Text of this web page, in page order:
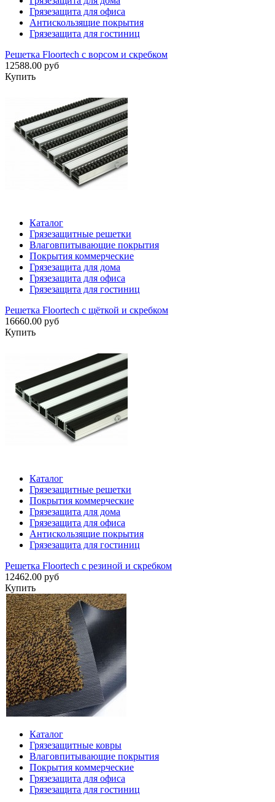
Грязезащита для офиса
Антискользящие покрытия
Грязезащита для гостиниц
Решетка Floortech с ворсом и скребком
12588.00 руб
Купить
Каталог
Грязезащитные решетки
Влаговпитывающие покрытия
Покрытия коммерческие
Грязезащита для дома
Грязезащита для офиса
Грязезащита для гостиниц
Решетка Floortech с щёткой и скребком
16660.00 руб
Купить
Каталог
Грязезащитные решетки
Покрытия коммерческие
Грязезащита для дома
Грязезащита для офиса
Антискользящие покрытия
Грязезащита для гостиниц
Решетка Floortech с резиной и скребком
12462.00 руб
Купить
Каталог
Грязезащитные ковры
Влаговпитывающие покрытия
Покрытия коммерческие
Грязезащита для офиса
Грязезащита для гостиниц